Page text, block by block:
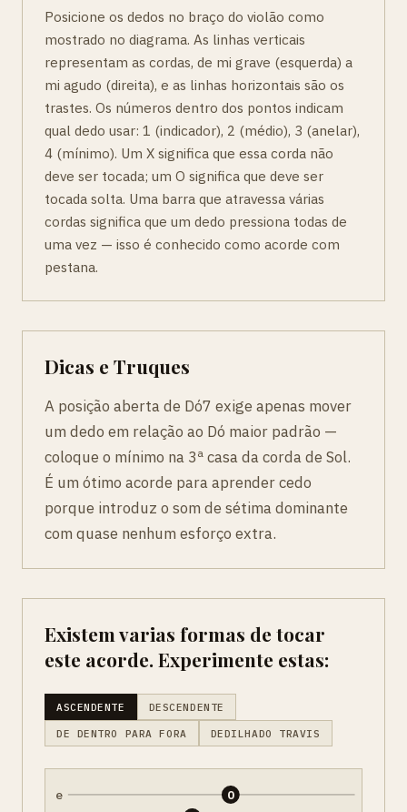
Posicione os dedos no braço do violão como
mostrado no diagrama. As linhas verticais
representam as cordas, de mi grave (esquerda) a
mi agudo (direita), e as linhas horizontais são os
trastes. Os números dentro dos pontos indicam
qual dedo usar: 1 (indicador), 2 (médio), 3 (anelar),
4 (mínimo). Um X significa que essa corda não
deve ser tocada; um O significa que deve ser
tocada solta. Uma barra que atravessa várias
cordas significa que um dedo pressiona todas de
uma vez — isso é conhecido como acorde com
pestana.
Dicas e Truques
A posição aberta de Dó7 exige apenas mover
um dedo em relação ao Dó maior padrão —
coloque o mínimo na 3ª casa da corda de Sol.
É um ótimo acorde para aprender cedo
porque introduz o som de sétima dominante
com quase nenhum esforço extra.
Existem varias formas de tocar
este acorde. Experimente estas:
ASCENDENTE DESCENDENTE
DE DENTRO PARA FORA DEDILHADO TRAVIS
e
0